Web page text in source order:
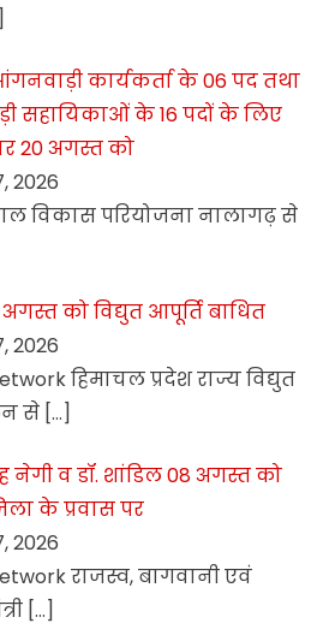
कार्यकर्ता के 06 पद तथा
सहायिकाओं के 16 पदों के लिए
20 अगस्त को
2026
बाल विकास परियोजना नालागढ़ से
अगस्त को विद्युत आपूर्ति बाधित
2026
हिमाचल प्रदेश राज्य विद्युत
से […]
नेगी व डॉ. शांडिल 08 अगस्त को
के प्रवास पर
2026
राजस्व, बागवानी एवं
[…]